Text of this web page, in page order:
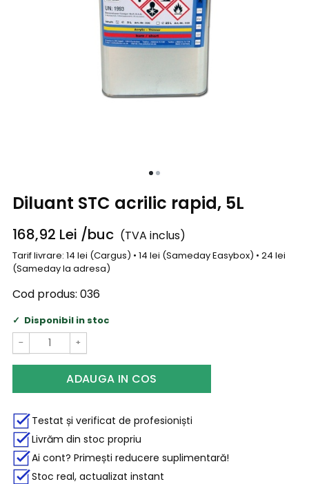
Diluant STC acrilic rapid, 5L
168,92 Lei /buc (TVA inclus)
Tarif livrare: 14 lei (Cargus) • 14 lei (Sameday Easybox) • 24 lei
(Sameday la adresa)
Cod produs: 036
Disponibil in stoc
− +
ADAUGA IN COS
Testat și verificat de profesioniști
Livrăm din stoc propriu
Ai cont? Primești reducere suplimentară!
Stoc real, actualizat instant